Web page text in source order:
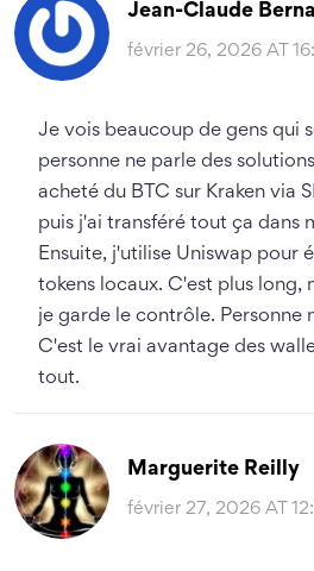
Jean-Claude
février 26, 2026 AT
Je vois beaucoup de gens qui
personne ne parle des
acheté du BTC sur Kraken via
puis j'ai transféré tout ça dans
Ensuite, j'utilise Uniswap pour
tokens locaux. C'est plus long,
je garde le contrôle. Personne
C'est le vrai avantage des
tout.
Marguerite Reilly
février 27, 2026 AT